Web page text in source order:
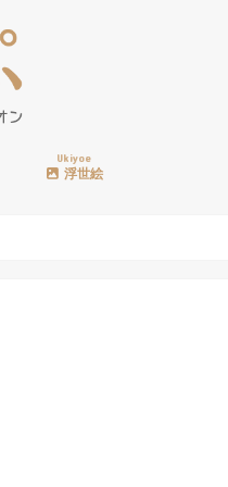
Ukiyoe
浮世絵